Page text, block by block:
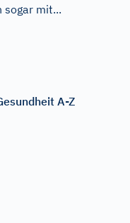
sogar mit...
A-Z